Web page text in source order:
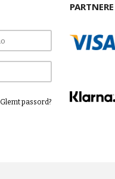
Glemt passord?
PARTNERE